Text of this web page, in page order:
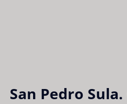
San Pedro Sula.